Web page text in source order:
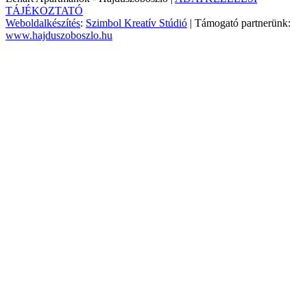
TÁJÉKOZTATÓ
Weboldalkészítés: Szimbol Kreatív Stúdió | Támogató partnerünk:
www.hajduszoboszlo.hu